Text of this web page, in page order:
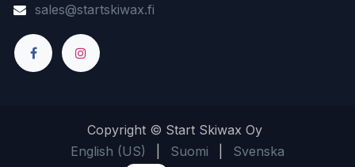
sales@startskiwax.fi
Copyright © Start Skiwax Oy
English (US)
Suomi
Svenska